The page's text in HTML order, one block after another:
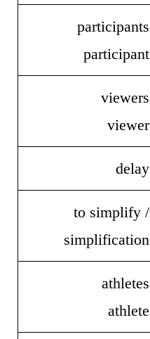
participants
participant
viewers
viewer
delay
to simplify /
simplification
athletes
athlete